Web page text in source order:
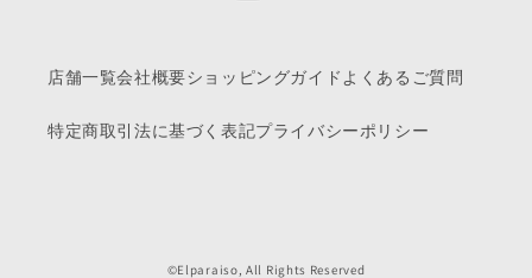
店舗一覧会社概要ショッピングガイド よくあるご質問
特定商取引法に基づく表記プライバシーポリシー
©Elparaiso, All Rights Reserved